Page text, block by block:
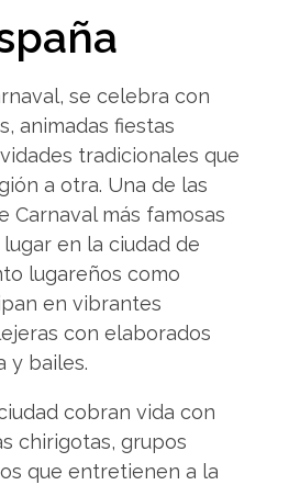
se celebra con
animadas fiestas
tradicionales que
a otra. Una de las
Carnaval más famosas
en la ciudad de
lugareños como
en vibrantes
con elaborados
y bailes.
cobran vida con
chirigotas, grupos
que entretienen a la